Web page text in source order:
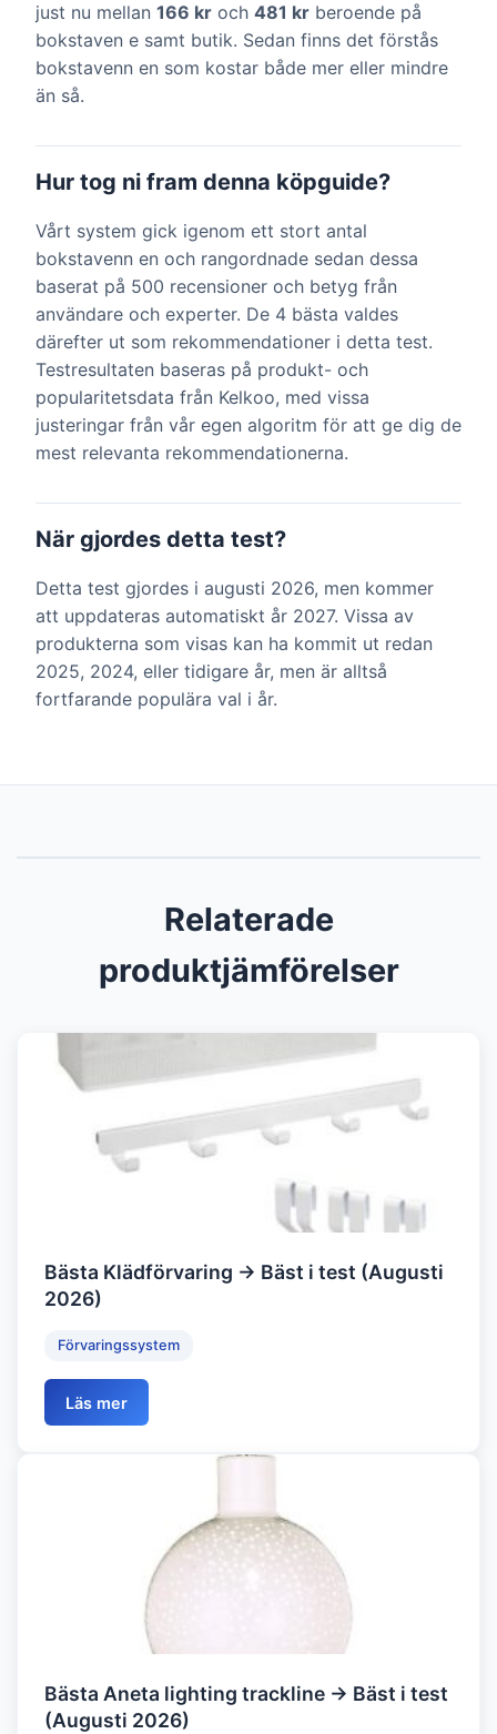
just nu mellan 166 kr och 481 kr beroende på
bokstaven e samt butik. Sedan finns det förstås
bokstavenn en som kostar både mer eller mindre
än så.
Hur tog ni fram denna köpguide?
Vårt system gick igenom ett stort antal
bokstavenn en och rangordnade sedan dessa
baserat på 500 recensioner och betyg från
användare och experter. De 4 bästa valdes
därefter ut som rekommendationer i detta test.
Testresultaten baseras på produkt- och
popularitetsdata från Kelkoo, med vissa
justeringar från vår egen algoritm för att ge dig de
mest relevanta rekommendationerna.
När gjordes detta test?
Detta test gjordes i augusti 2026, men kommer
att uppdateras automatiskt år 2027. Vissa av
produkterna som visas kan ha kommit ut redan
2025, 2024, eller tidigare år, men är alltså
fortfarande populära val i år.
Relaterade
produktjämförelser
Bästa Klädförvaring → Bäst i test (Augusti
2026)
Förvaringssystem
Läs mer
Bästa Aneta lighting trackline → Bäst i test
(Augusti 2026)